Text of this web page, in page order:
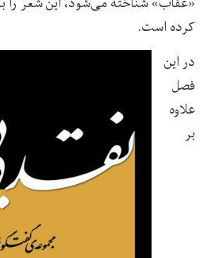
کرده است.
در این
فصل
علاوه
بر